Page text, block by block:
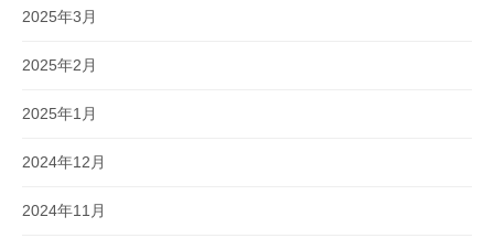
2025年3月
2025年2月
2025年1月
2024年12月
2024年11月